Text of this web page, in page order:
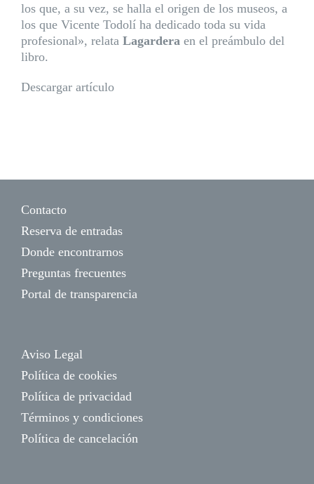
los que, a su vez, se halla el origen de los museos, a
los que Vicente Todolí ha dedicado toda su vida
profesional», relataLagardera en el preámbulo del
libro.
Descargar artículo
Contacto
Reserva de entradas
Donde encontrarnos
Preguntas frecuentes
Portal de transparencia
Aviso Legal
Política de cookies
Política de privacidad
Términos y condiciones
Política de cancelación